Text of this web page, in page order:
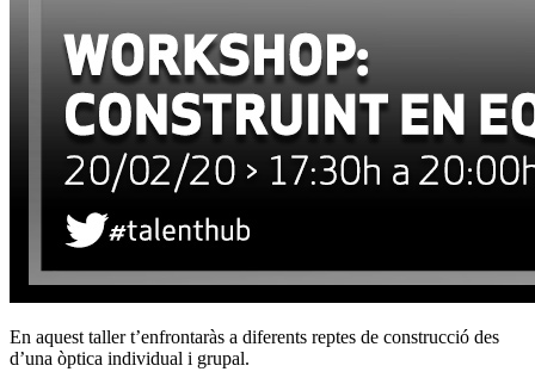
En aquest taller t’enfrontaràs a diferents reptes de construcció des
d’una òptica individual i grupal.